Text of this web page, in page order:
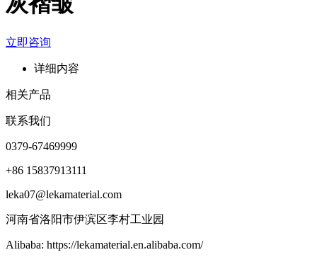
立即咨询
详细内容
相关产品
联系我们
0379-67469999
+86 15837913111
leka07@lekamaterial.com
河南省洛阳市伊滨区李村工业园
Alibaba: https://lekamaterial.en.alibaba.com/